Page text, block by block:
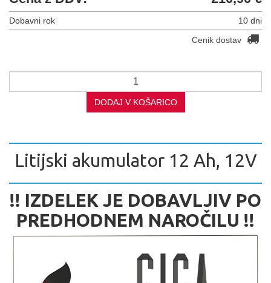
Dobavni rok
10 dni
Cenik dostav
DODAJ V KOŠARICO
Litijski akumulator 12 Ah, 12V
!! IZDELEK JE DOBAVLJIV PO
PREDHODNEM NAROČILU !!